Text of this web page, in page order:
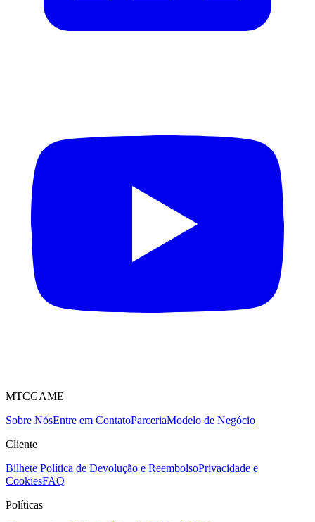
MTCGAME
Sobre NósEntre em ContatoParceriaModelo de Negócio
Cliente
Bilhete Política de Devolução e ReembolsoPrivacidade e
CookiesFAQ
Políticas